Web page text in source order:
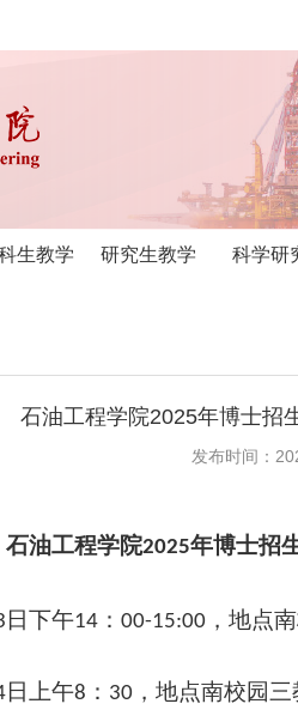
生教学 研究生教学 科学研
石油工程学院2025年博士招
发布时间：
石油工程学院2025年博士招
日下午14 ： 00-15:00 ，地点
日上午8 ： 30 ，地点南校园三